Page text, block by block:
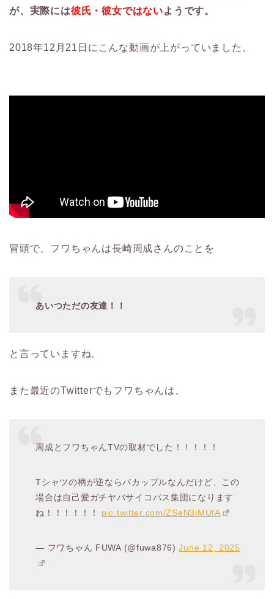
が、実際には彼氏・彼女ではないようです。
2018年12月21日にこんな動画が上がっていました。
冒頭で、フワちゃんは長崎周成さんのことを
あいつただの友達！！
と言っていますね。
また最近のTwitterでもフワちゃんは、
周成とフワちゃんTVの取材でした！！！！！
Tシャツの柄が逆ならバカップルなんだけど、この
場合は自己愛ガチヤバサイコパス集団になります
ね！！！！！！ pic.twitter.com/ZSeN3iMUfA
— フワちゃん FUWA (@fuwa876)June 12, 2025